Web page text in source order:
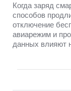
Когда заряд
способов
отключение
авиарежим и
данных влияют